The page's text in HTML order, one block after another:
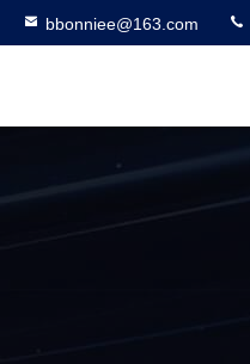
bbonniee@163.com